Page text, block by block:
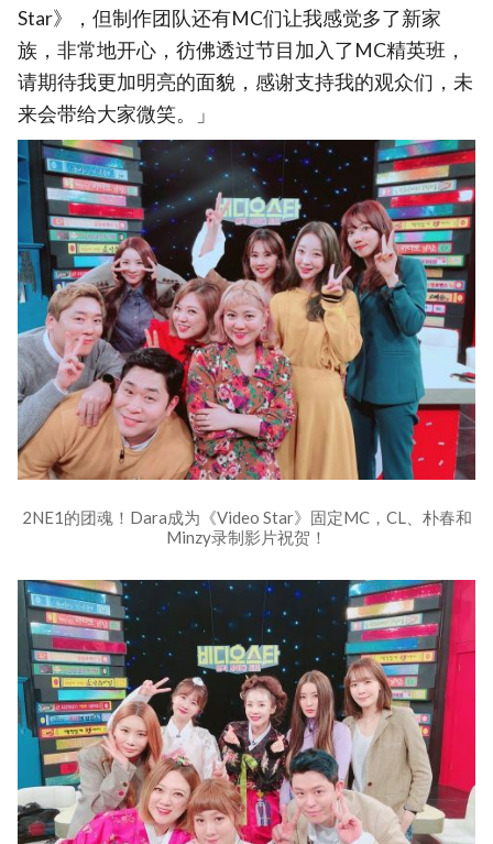
Star》，但制作团队还有MC们让我感觉多了新家
族，非常地开心，彷佛透过节目加入了MC精英班，
请期待我更加明亮的面貌，感谢支持我的观众们，未
来会带给大家微笑。」
2NE1的团魂！Dara成为《Video Star》固定MC，CL、朴春和
Minzy录制影片祝贺！